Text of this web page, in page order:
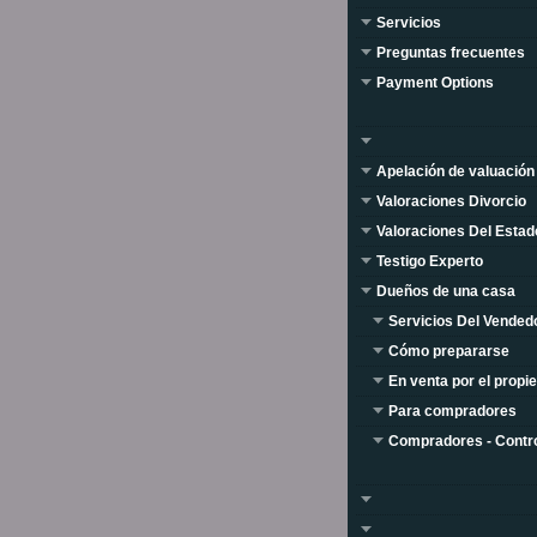
Servicios
Preguntas frecuentes
Payment Options
Apelación de valuación
Valoraciones Divorcio
Valoraciones Del
Testigo Experto
Dueños de una casa
Servicios Del
Cómo prepararse
En venta por el
Para compradores
Compradores -